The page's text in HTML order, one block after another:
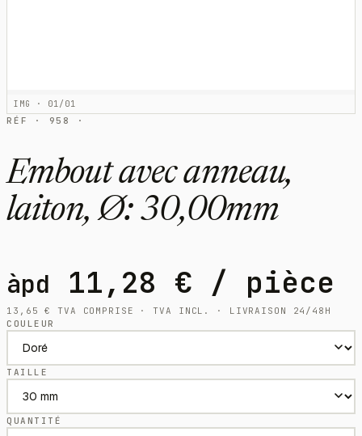
IMG · 01/01
RÉF · 958 ·
Embout avec anneau,
laiton, Ø: 30,00mm
àpd 11,28 € / pièce
13,65€
TVA COMPRISE · TVA INCL. · LIVRAISON 24/48H
COULEUR
TAILLE
QUANTITÉ